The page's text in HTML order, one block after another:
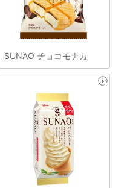
SUNAO チョコモナカ